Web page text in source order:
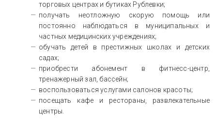
торговых центрах и бутиках Рублевки;
получать неотложную скорую помощь или
постоянно наблюдаться в муниципальных и
частных медицинских учреждениях;
обучать детей в престижных школах и детских
садах;
приобрести абонемент в фитнесс-центр,
тренажерный зал, бассейн;
воспользоваться услугами салонов красоты;
посещать кафе и рестораны, развлекательные
центры.